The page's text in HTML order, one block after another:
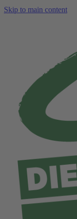
Skip to main content